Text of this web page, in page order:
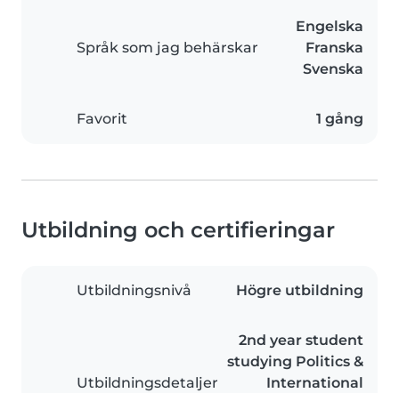
Språk som jag behärskar
Engelska
Franska
Svenska
Favorit 1 gång
Utbildning och certifieringar
Utbildningsnivå Högre utbildning
Utbildningsdetaljer
2nd year student
studying Politics &
International